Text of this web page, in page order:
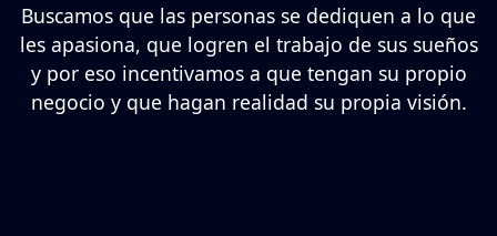
Buscamos que las personas se dediquen a lo que
les apasiona, que logren el trabajo de sus sueños
y por eso incentivamos a que tengan su propio
negocio y que hagan realidad su propia visión.